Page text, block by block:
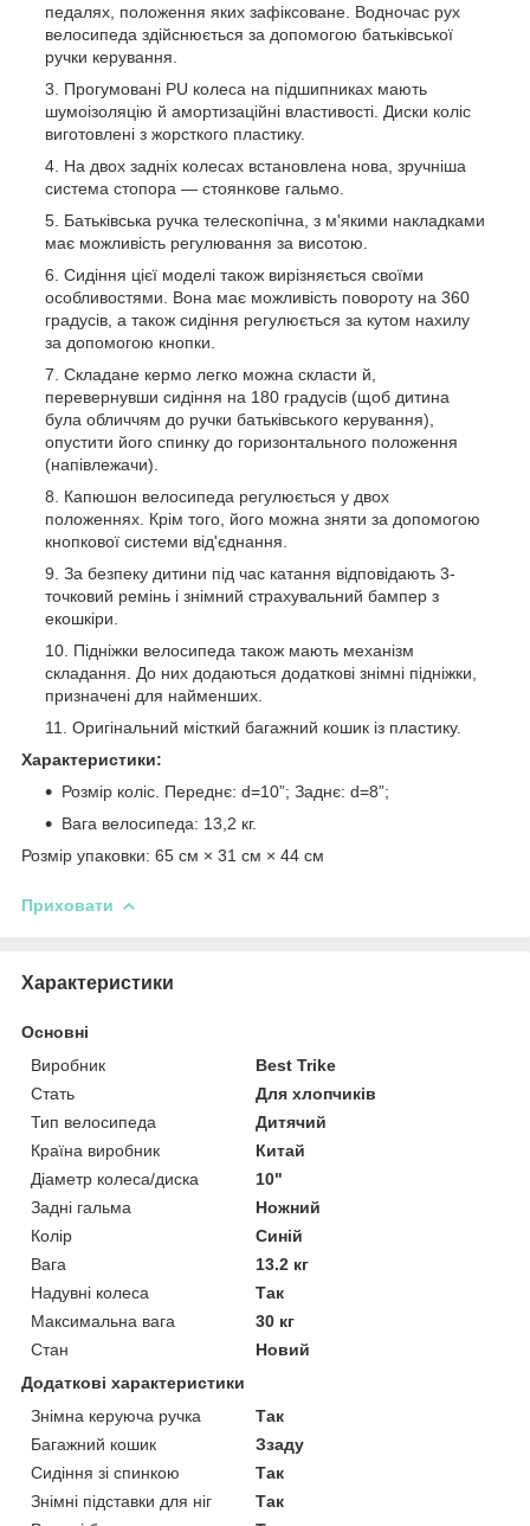
педалях, положення яких зафіксоване. Водночас рух
велосипеда здійснюється за допомогою батьківської
ручки керування.
Прогумовані PU колеса на підшипниках мають
шумоізоляцію й амортизаційні властивості. Диски коліс
виготовлені з жорсткого пластику.
На двох задніх колесах встановлена нова, зручніша
система стопора — стоянкове гальмо.
Батьківська ручка телескопічна, з м'якими накладками
має можливість регулювання за висотою.
Сидіння цієї моделі також вирізняється своїми
особливостями. Вона має можливість повороту на 360
градусів, а також сидіння регулюється за кутом нахилу
за допомогою кнопки.
Складане кермо легко можна скласти й,
перевернувши сидіння на 180 градусів (щоб дитина
була обличчям до ручки батьківського керування),
опустити його спинку до горизонтального положення
(напівлежачи).
Капюшон велосипеда регулюється у двох
положеннях. Крім того, його можна зняти за допомогою
кнопкової системи від'єднання.
За безпеку дитини під час катання відповідають 3-
точковий ремінь і знімний страхувальний бампер з
екошкіри.
Підніжки велосипеда також мають механізм
складання. До них додаються додаткові знімні підніжки,
призначені для найменших.
Оригінальний місткий багажний кошик із пластику.
Характеристики:
Розмір коліс. Переднє: d=10”; Заднє: d=8”;
Вага велосипеда: 13,2 кг.
Розмір упаковки: 65 см × 31 см × 44 см
Приховати
Характеристики
Основні
Виробник
Best Trike
Стать
Для хлопчиків
Тип велосипеда
Дитячий
Країна виробник
Китай
Діаметр колеса/диска
10"
Задні гальма
Ножний
Колір
Синій
Вага
13.2 кг
Надувні колеса
Так
Максимальна вага
30 кг
Стан
Новий
Додаткові характеристики
Знімна керуюча ручка
Так
Багажний кошик
Ззаду
Сидіння зі спинкою
Так
Знімні підставки для ніг
Так